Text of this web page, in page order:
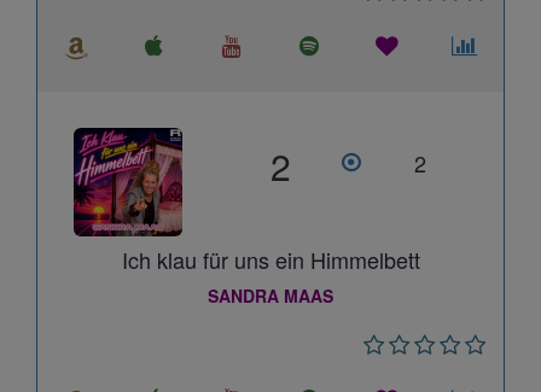
2 2
Ich klau für uns ein Himmelbett
SANDRA MAAS